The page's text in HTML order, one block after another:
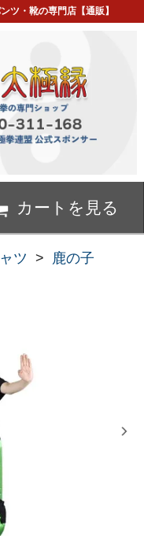
ツ・靴の専門店【通販】
カートを見る
ツ > 鹿の子